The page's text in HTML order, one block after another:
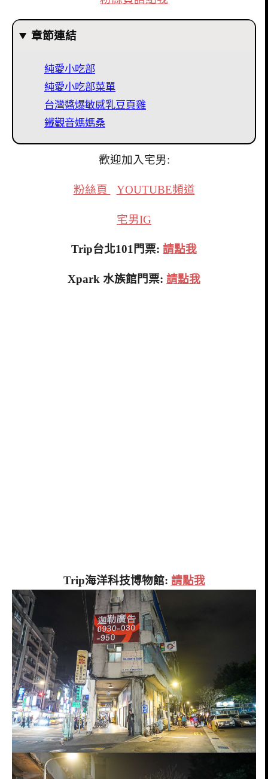
章節連結
純愛小吃部
純愛小吃部菜單
台灣醬爆敏感乳豆頁雞
鐵觀音媽媽桑
歡迎加入宅男:
粉絲頁 YOUTUBE頻道
宅男IG
Trip台北101門票: 請點我
Xpark 水族館門票: 請點我
Trip海洋科技博物館: 請點我